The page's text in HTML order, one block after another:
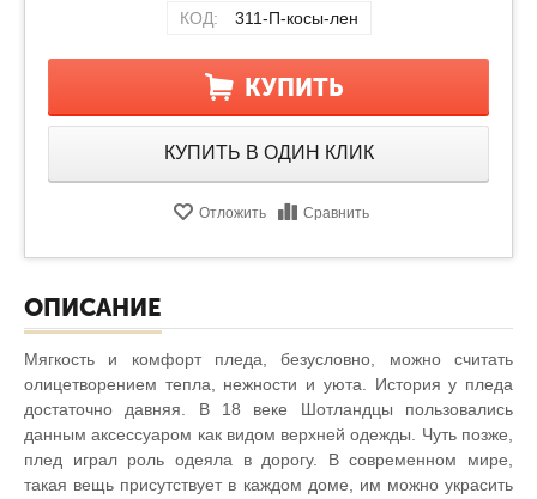
КОД: 311-П-косы-лен
КУПИТЬ
КУПИТЬ В ОДИН КЛИК
Отложить Сравнить
ОПИСАНИЕ
Мягкость и комфорт пледа, безусловно, можно считать
олицетворением тепла, нежности и уюта. История у пледа
достаточно давняя. В 18 веке Шотландцы пользовались
данным аксессуаром как видом верхней одежды. Чуть позже,
плед играл роль одеяла в дорогу. В современном мире,
такая вещь присутствует в каждом доме, им можно украсить